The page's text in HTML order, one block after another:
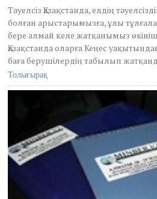
2
0
,
2
0
Тәуелсіз Қазақстанда, елдің
болған арыстарымызға, ұлы
бере алмай келе жатқанымыз
Қазақстанда оларға Кеңес
баға берушілердің табылып
Толығырақ